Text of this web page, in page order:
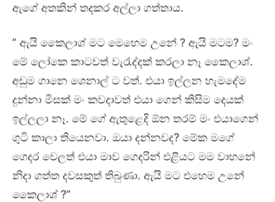
ඇගේ අතකින් තදකර අල්ලා ගත්තාය.
” ඇයි කෛලාශ් මට මෙහෙම උනේ ? ඇයි මටම? මං
මේ ලෝකෙ කාටවත් වැරැද්දක් කරලා නෑ කෛලාශ්.
අඩුම ගානෙ ශෙනාල් ට වත්. එයා ඉල්ලන හැමදේම
දුන්නා මිසක් මං කවදාවත් එයා ගෙන් කිසිම දෙයක්
ඉල්ලලා නෑ. මේ ගේ ඇතුළෙදි ඕන තරම් මං එයාගෙන්
ගුටි කාලා තියෙනවා. ඔයා දන්නවද? මේක මගේ
ගෙදර වෙලත් එයා මාව ගෙදරින් එළියට මම වාහනේ
නිදා ගත්ත දවසකුත් තිබුණා. ඇයි මට එහෙම උනේ
කෛලාශ් ?”